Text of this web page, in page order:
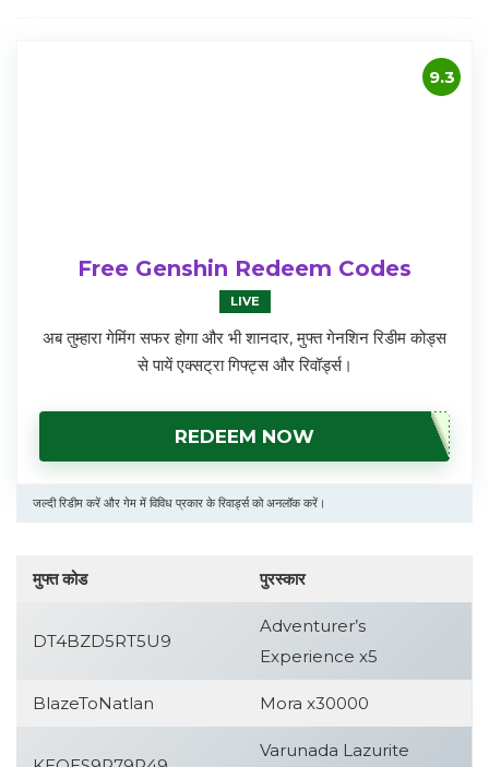
9.3
Free Genshin Redeem Codes
LIVE
अब तुम्हारा गेमिंग सफर होगा और भी शानदार, मुफ्त गेनशिन रिडीम कोड्स
से पायें एक्सट्रा गिफ्ट्स और रिवॉर्ड्स।
REDEEM NOW
जल्दी रिडीम करें और गेम में विविध प्रकार के रिवार्ड्स को अनलॉक करें।
मुफ्त कोड पुरस्कार
DT4BZD5RT5U9
Adventurer’s
Experience x5
BlazeToNatlan Mora x30000
Varunada Lazurite